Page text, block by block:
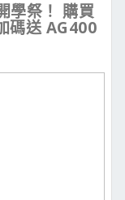
學祭！ 購買
碼送 AG400